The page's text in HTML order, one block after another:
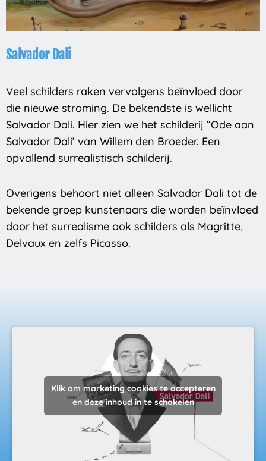
Salvador Dali
Veel schilders raken vervolgens beïnvloed door
die nieuwe stroming. De bekendste is wellicht
Salvador Dali. Hier zien we het schilderij “Ode aan
Salvador Dali’ van Willem den Broeder. Een
opvallend surrealistisch schilderij.
Overigens behoort niet alleen Salvador Dali tot de
bekende groep kunstenaars die worden beïnvloed
door het surrealisme ook schilders als Magritte,
Delvaux en zelfs Picasso.
Klik om marketing cookies te accepteren
en deze inhoud in te schakelen